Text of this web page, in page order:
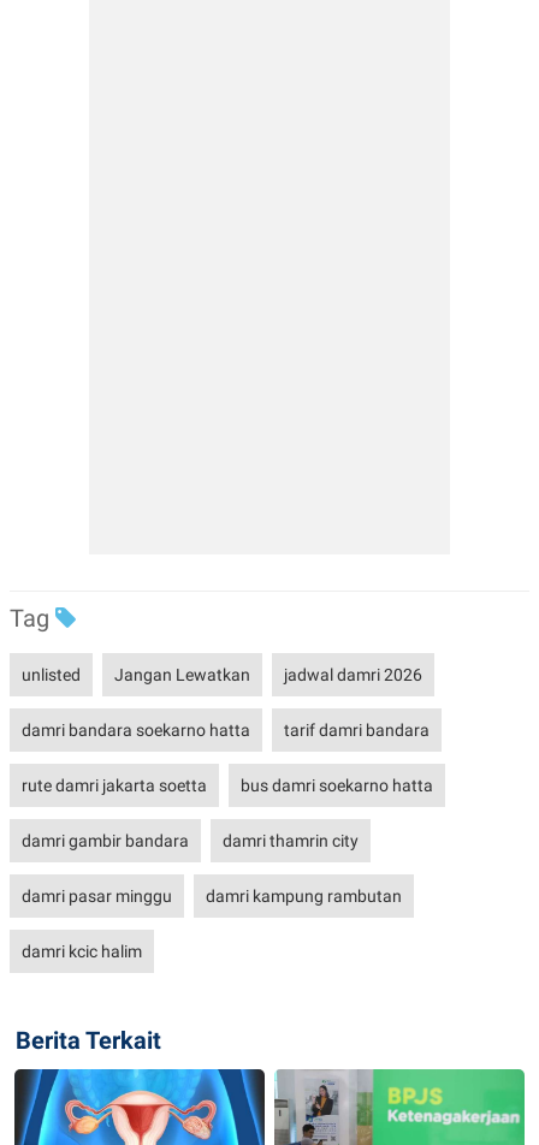
Tag
unlisted Jangan Lewatkan jadwal damri 2026
damri bandara soekarno hatta tarif damri bandara
rute damri jakarta soetta bus damri soekarno hatta
damri gambir bandara damri thamrin city
damri pasar minggu damri kampung rambutan
damri kcic halim
Berita Terkait